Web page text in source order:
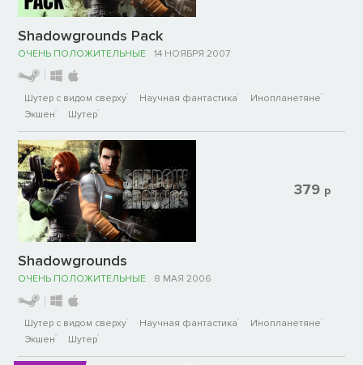
Shadowgrounds Pack
ОЧЕНЬ ПОЛОЖИТЕЛЬНЫЕ 14 НОЯБРЯ 2007
Шутер с видом сверху Научная фантастика
Инопланетяне
Экшен
Шутер
Shadowgrounds
ОЧЕНЬ ПОЛОЖИТЕЛЬНЫЕ 8 МАЯ 2006
Шутер с видом сверху Научная фантастика
Инопланетяне
Экшен
Шутер
379 р